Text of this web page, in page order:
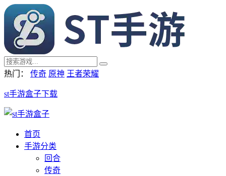
热门： 传奇 原神 王者荣耀
st手游盒子下载
首页
手游分类
回合
传奇